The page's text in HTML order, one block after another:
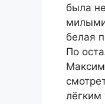
была
белая
По
Максим
лёгким